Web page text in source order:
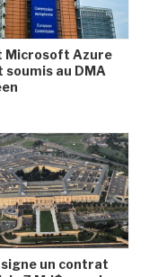
Microsoft Azure
au DMA
un contrat